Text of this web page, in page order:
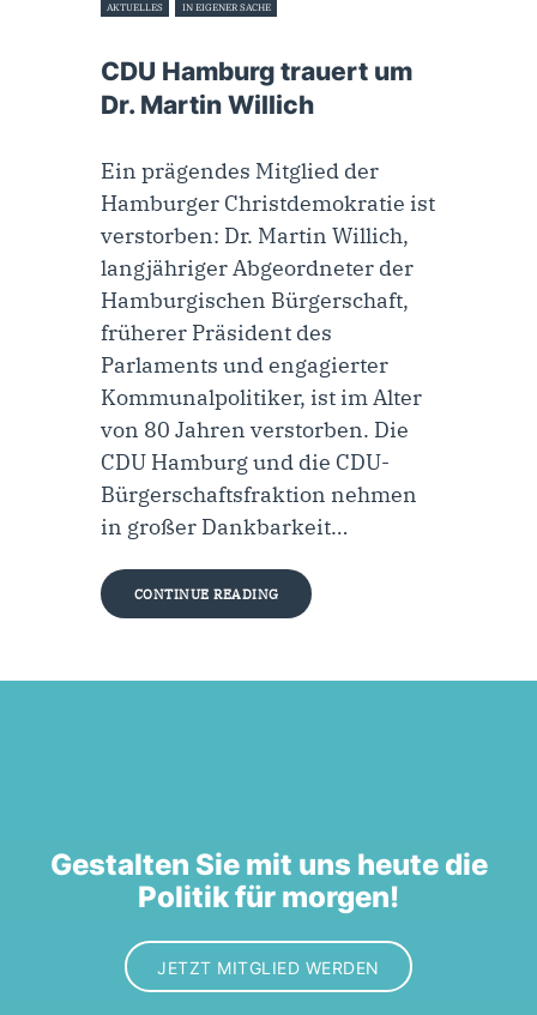
AKTUELLES IN EIGENER SACHE
CDU Hamburg trauert um
Dr. Martin Willich
Ein prägendes Mitglied der
Hamburger Christdemokratie ist
verstorben: Dr. Martin Willich,
langjähriger Abgeordneter der
Hamburgischen Bürgerschaft,
früherer Präsident des
Parlaments und engagierter
Kommunalpolitiker, ist im Alter
von 80 Jahren verstorben. Die
CDU Hamburg und die CDU-
Bürgerschaftsfraktion nehmen
in großer Dankbarkeit…
CONTINUE READING
Gestalten Sie mit uns heute die
Politik für morgen!
JETZT MITGLIED WERDEN